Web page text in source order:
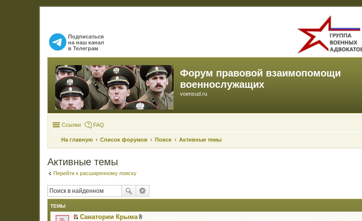
Подписаться
на наш канал
в Телеграм
Форум правовой взаимопомощи
военнослужащих
voensud.ru
Ссылки FAQ
На главную Список форумов Поиск Активные темы
Активные темы
Перейти к расширенному поиску
ТЕМЫ
Санатории Крыма